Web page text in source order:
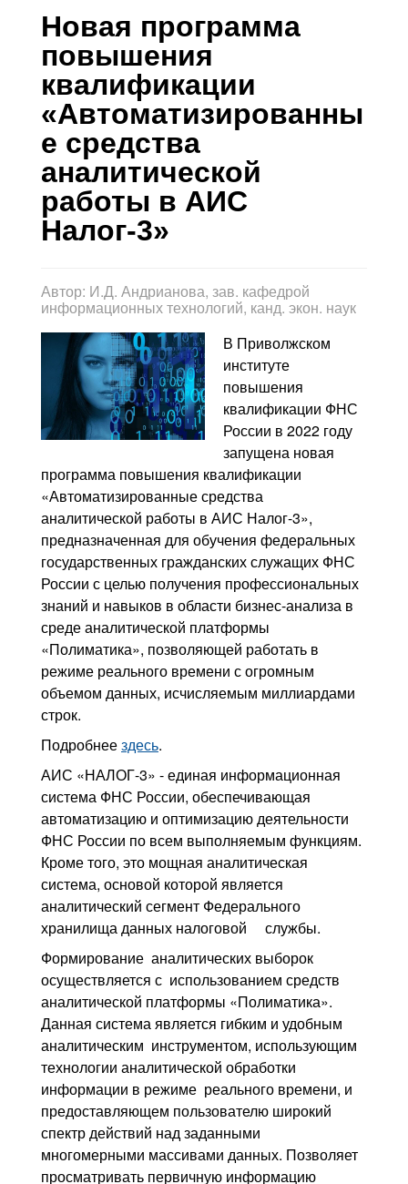
Блог
Новая программа
повышения
квалификации
«Автоматизированны
е средства
аналитической
работы в АИС
Налог-3»
Автор: И.Д. Андрианова, зав. кафедрой
информационных технологий, канд. экон. наук
В Приволжском
институте
повышения
квалификации ФНС
России в 2022 году
запущена новая
программа повышения квалификации
«Автоматизированные средства
аналитической работы в АИС Налог-3»,
предназначенная для обучения федеральных
государственных гражданских служащих ФНС
России с целью получения профессиональных
знаний и навыков в области бизнес-анализа в
среде аналитической платформы
«Полиматика», позволяющей работать в
режиме реального времени с огромным
объемом данных, исчисляемым миллиардами
строк.
Подробнеездесь.
АИС «НАЛОГ-3» - единая информационная
система ФНС России, обеспечивающая
автоматизацию и оптимизацию деятельности
ФНС России по всем выполняемым функциям.
Кроме того, это мощная аналитическая
система, основой которой является
аналитический сегмент Федерального
хранилища данных налоговой службы.
Формирование аналитических выборок
осуществляется с использованием средств
аналитической платформы «Полиматика».
Данная система является гибким и удобным
аналитическим инструментом, использующим
технологии аналитической обработки
информации в режиме реального времени, и
предоставляющем пользователю широкий
спектр действий над заданными
многомерными массивами данных. Позволяет
просматривать первичную информацию